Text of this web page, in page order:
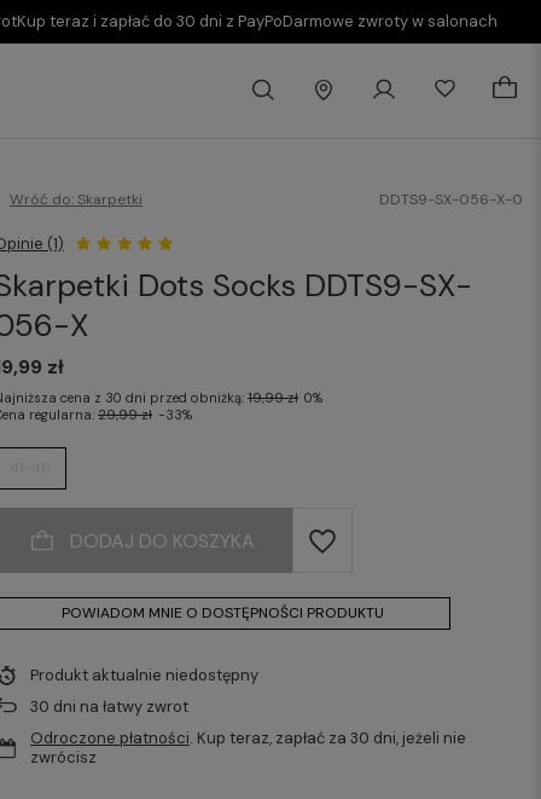
Kup teraz i zapłać do 30 dni z PayPoDarmowe zwroty w salonach
Wróć do:Skarpetki DDTS9-SX-056-X-0
(1)
Dots Socks DDTS9-SX-
X
zł
cena z 30 dni przed obniżką:19,99 zł 0%
regularna:29,99 zł -33%
DODAJ DO KOSZYKA
POWIADOM MNIE O DOSTĘPNOŚCI PRODUKTU
Produkt aktualnie niedostępny
30 dni na łatwy zwrot
Odroczone płatności. Kup teraz, zapłać za 30 dni, jeżeli nie
zwrócisz